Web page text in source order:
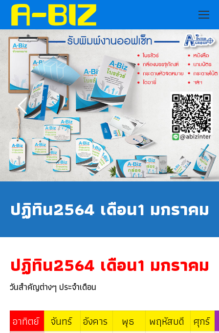
ปฏิทิน2564 เดือน1 มกราคม
ปฏิทิน2564 เดือน1 มกราคม
วันสำคัญต่างๆ ประจำเดือน
อาทิตย์ จันทร์ อังคาร พุธ พฤหัสบดี
ศุกร์